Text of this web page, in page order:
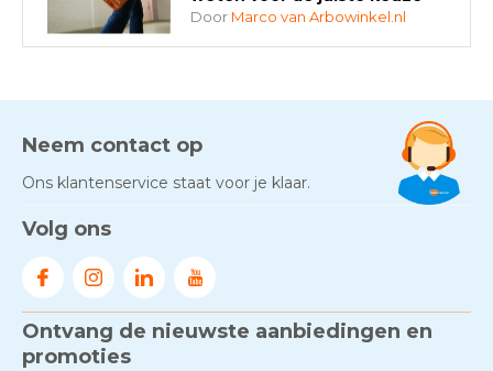
Door Marco van Arbowinkel.nl
AED-apparaten - Welke past
Door Marco van Arbowinkel.nl
Door
Voorkom brand met
rookmelders, hittemelders en
Neem contact op
Ons klantenservice staat voor je klaar.
Volg ons
Ontvang de nieuwste aanbiedingen en
promoties